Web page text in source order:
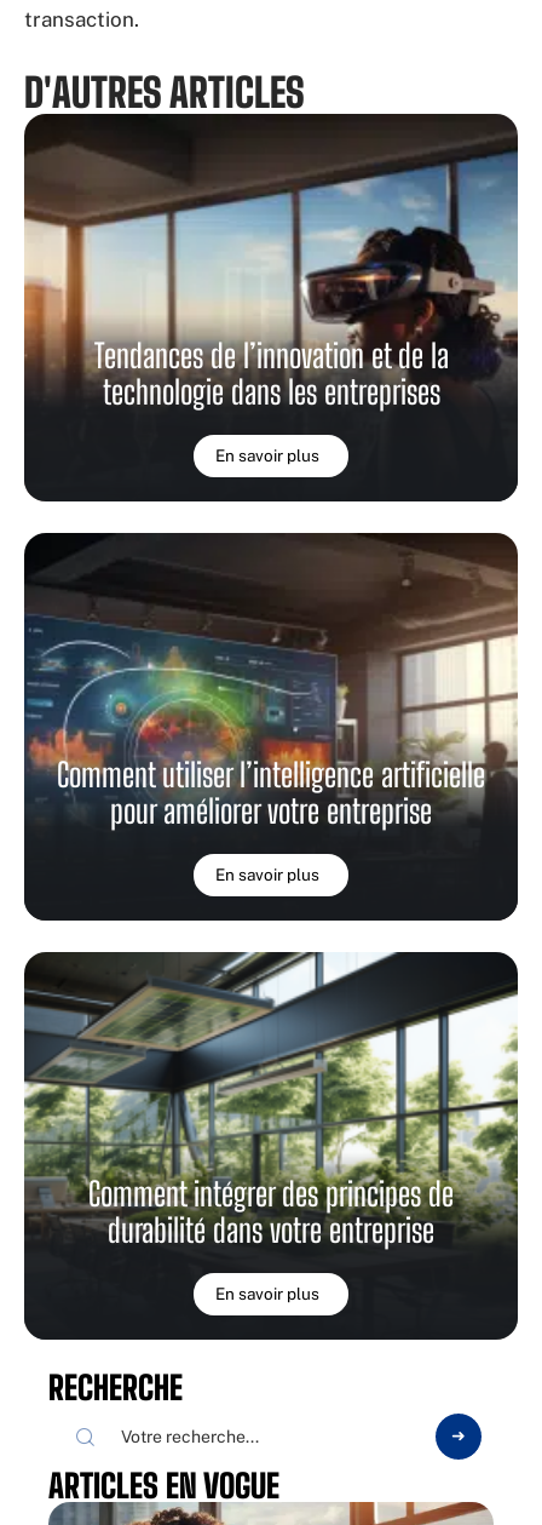
transaction.
D'AUTRES ARTICLES
Tendances de l’innovation et de la
technologie dans les entreprises
En savoir plus
Comment utiliser l’intelligence artificielle
pour améliorer votre entreprise
En savoir plus
Comment intégrer des principes de
durabilité dans votre entreprise
En savoir plus
RECHERCHE
ARTICLES EN VOGUE